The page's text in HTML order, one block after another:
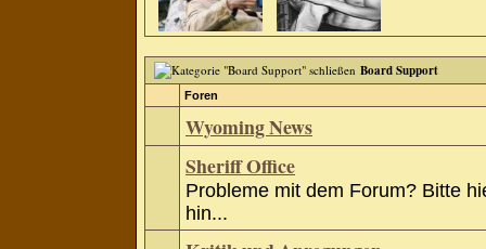
Board Support
Foren
Wyoming News
Sheriff Office
Probleme mit dem Forum? Bitte
hin...